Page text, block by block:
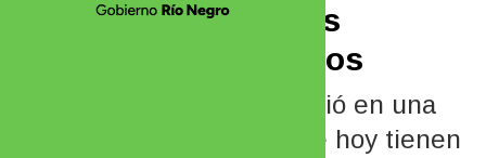
de las mujeres en los
proyectos energéticos
Soledad Ibáñez se convirtió en una
de las tantas mujeres que hoy tienen